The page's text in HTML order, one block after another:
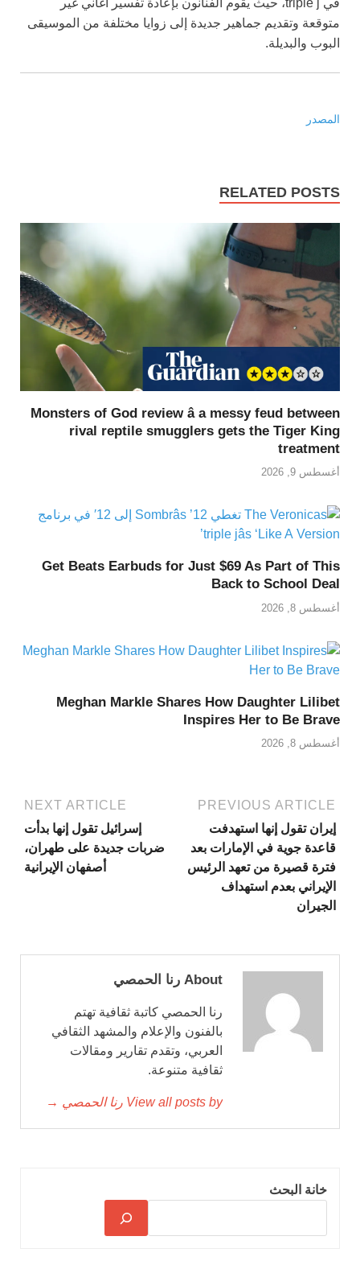
في triple j، حيث يقوم الفنانون بإعادة تفسير أغاني غير
متوقعة وتقديم جماهير جديدة إلى زوايا مختلفة من الموسيقى
البوب والبديلة.
المصدر
RELATED POSTS
Monsters of God review â a messy feud between
rival reptile smugglers gets the Tiger King
treatment
أغسطس 9, 2026
Get Beats Earbuds for Just $69 As Part of This
Back to School Deal
أغسطس 8, 2026
Meghan Markle Shares How Daughter Lilibet
Inspires Her to Be Brave
أغسطس 8, 2026
PREVIOUS ARTICLE
إيران تقول إنها استهدفت
قاعدة جوية في الإمارات بعد
فترة قصيرة من تعهد الرئيس
الإيراني بعدم استهداف
الجيران
NEXT ARTICLE
إسرائيل تقول إنها بدأت
ضربات جديدة على طهران،
أصفهان الإيرانية
About رنا الحمصي
رنا الحمصي كاتبة ثقافية تهتم
بالفنون والإعلام والمشهد الثقافي
العربي، وتقدم تقارير ومقالات
ثقافية متنوعة.
View all posts by رنا الحمصي →
خانة البحث